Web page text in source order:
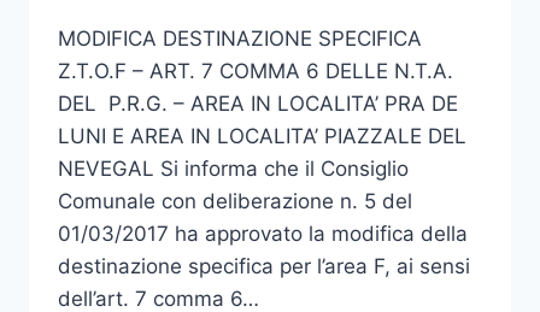
MODIFICA DESTINAZIONE SPECIFICA
Z.T.O.F – ART. 7 COMMA 6 DELLE N.T.A.
DEL P.R.G. – AREA IN LOCALITA’ PRA DE
LUNI E AREA IN LOCALITA’ PIAZZALE DEL
NEVEGAL Si informa che il Consiglio
Comunale con deliberazione n. 5 del
01/03/2017 ha approvato la modifica della
destinazione specifica per l’area F, ai sensi
dell’art. 7 comma 6…